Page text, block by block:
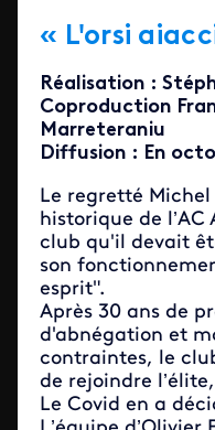
« L'orsi
Réalisation :
Coproduction
Marreteraniu
Diffusion : En
Le regretté
historique de
club qu'il devait
son
esprit".
Après 30 ans de
d'abnégation et
contraintes, le
de rejoindre
Le Covid en a